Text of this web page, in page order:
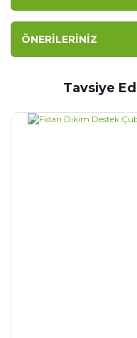
ÖNERILERINIZ
Tavsiye